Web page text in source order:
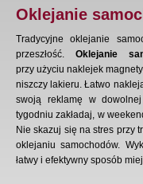
Oklejanie
Tradycyjne oklejanie
przeszłość. Oklejanie
przy użyciu naklejek
niszczy lakieru. Łatwo
swoją reklamę w
tygodniu zakładaj, w
Nie skazuj się na stres przy
oklejaniu samochodów.
łatwy i efektywny sposób